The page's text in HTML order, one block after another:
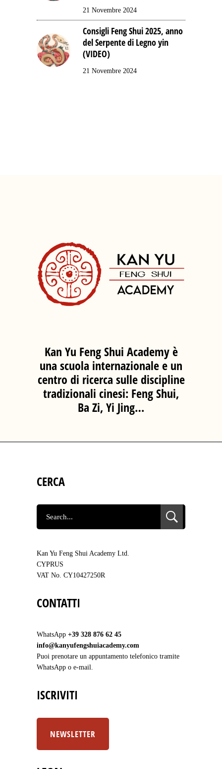
21 Novembre 2024
Consigli Feng Shui 2025, anno
del Serpente di Legno yin
(VIDEO)
21 Novembre 2024
Kan Yu Feng Shui Academy è
una scuola internazionale e un
centro di ricerca sulle discipline
tradizionali cinesi: Feng Shui,
Ba Zi, Yi Jing…
CERCA
SEARCH
FOR:
Kan Yu Feng Shui Academy Ltd.
CYPRUS
VAT No. CY10427250R
CONTATTI
WhatsApp +39 328 876 62 45
info@kanyufengshuiacademy.com
Puoi prenotare un appuntamento telefonico tramite
WhatsApp o e-mail.
ISCRIVITI
NEWSLETTER